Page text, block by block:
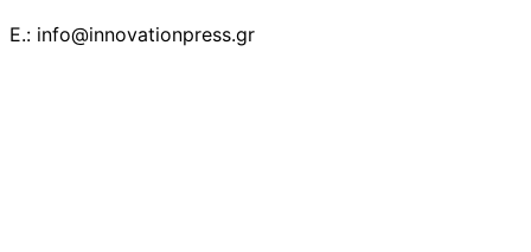
E.: info@innovationpress.gr